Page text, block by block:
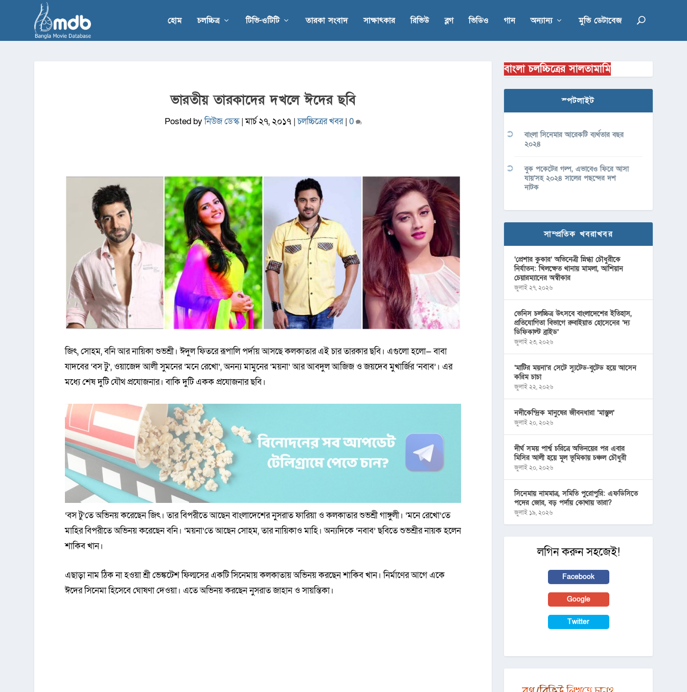
হোম চলচ্চিত্র টিভি-ওটিটি তারকা সংবাদ সাক্ষাৎকার রিভিউ ব্লগ ভিডিও গান অন্যান্য মুভি ডেটাবেজ
ভারতীয় তারকাদের দখলে ঈদের ছবি
Posted byনিউজ ডেস্ক|মার্চ ২৭, ২০১৭|চলচ্চিত্রের খবর| 0
জিৎ, সোহম, বনি আর নায়িকা শুভশ্রী। ঈদুল ফিতরে রূপালি পর্দায় আসছে কলকাতার এই চার তারকার ছবি। এগুলো হলো— বাবা
যাদবের ‘বস টু’, ওয়াজেদ আলী সুমনের ‘মনে রেখো’, অনন্য মামুনের ‘ময়না’ আর আবদুল আজিজ ও জয়দেব মুখার্জির ‘নবাব’। এর
মধ্যে শেষ দুটি যৌথ প্রযোজনার। বাকি দুটি একক প্রযোজনার ছবি।
‘বস টু’তে অভিনয় করেছেন জিৎ। তার বিপরীতে আছেন বাংলাদেশের নুসরাত ফারিয়া ও কলকাতার শুভশ্রী গাঙ্গুলী। ‘মনে রেখো’তে
মাহির বিপরীতে অভিনয় করেছেন বনি। ‘ময়না’তে আছেন সোহম, তার নায়িকাও মাহি। অন্যদিকে ‘নবাব’ ছবিতে শুভশ্রীর নায়ক হলেন
শাকিব খান।
এছাড়া নাম ঠিক না হওয়া শ্রী ভেঙ্কটেশ ফিল্মসের একটি সিনেমায় কলকাতায় অভিনয় করছেন শাকিব খান। নির্মাণের আগে একে
ঈদের সিনেমা হিসেবে ঘোষণা দেওয়া। এতে অভিনয় করছেন নুসরাত জাহান ও সায়ন্তিকা।
বাংলা চলচ্চিত্রের সালতামামি
স্পটলাইট
বাংলা সিনেমার আরেকটি ব্যর্থতার বছর
২০২৪
বুক পকেটের গল্প, এভাবেও ফিরে আসা
যায়’সহ ২০২৪ সালের পছন্দের দশ
নাটক
সাম্প্রতিক খবরাখবর
‘প্রেশার কুকার’ অভিনেত্রী স্নিগ্ধা চৌধুরীকে
নির্যাতন: খিলক্ষেত থানায় মামলা, আশিয়ান
চেয়ারম্যানের অস্বীকার
জুলাই ২৭, ২০২৬
ভেনিস চলচ্চিত্র উৎসবে বাংলাদেশের ইতিহাস,
প্রতিযোগিতা বিভাগে রুবাইয়াত হোসেনের ‘দ্য
ডিফিকাল্ট ব্রাইড’
জুলাই ২৩, ২০২৬
‘মাটির ময়না’র সেটে স্যুটেড-বুটেড হয়ে আসেন
করিম চাচা
জুলাই ২২, ২০২৬
নদীকেন্দ্রিক মানুষের জীবনধারা ‘মাস্তুল’
জুলাই ২০, ২০২৬
দীর্ঘ সময় পার্শ্ব চরিত্রে অভিনয়ের পর এবার
মিসির আলী হয়ে মূল ভূমিকায় চঞ্চল চৌধুরী
জুলাই ২০, ২০২৬
সিনেমায় নামমাত্র, সমিতি পুরোপুরি: এফডিসিতে
পদের জোর, বড় পর্দায় কোথায় তারা?
জুলাই ১৯, ২০২৬
লগিন করুন সহজেই!
Facebook
Google
Twitter